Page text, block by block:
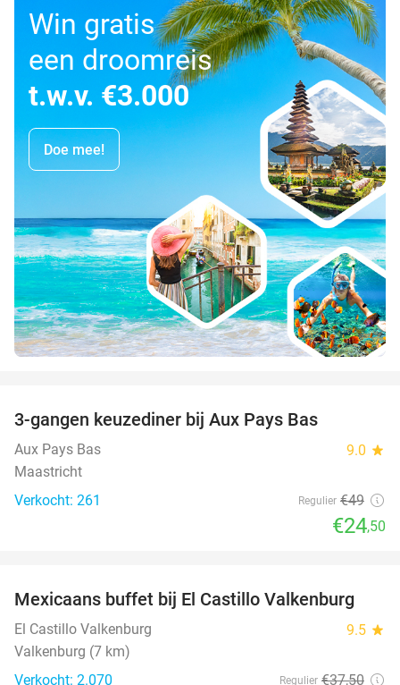
Win gratis
een droomreis
t.w.v. €3.000
Doe mee!
3-gangen keuzediner bij Aux Pays Bas
Aux Pays Bas 9.0 star
Maastricht
Verkocht: 261
Regulier €49
€24,50
24%
Mexicaans buffet bij El Castillo Valkenburg
El Castillo Valkenburg 9.5 star
Valkenburg (7 km)
Verkocht: 2.070
Regulier €37,50